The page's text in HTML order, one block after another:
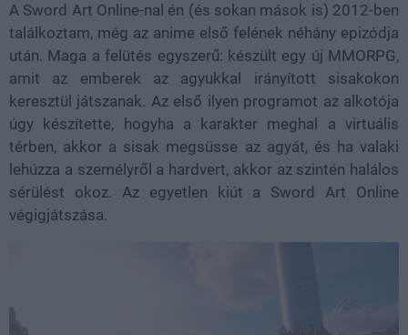
A Sword Art Online-nal én (és sokan mások is) 2012-ben
találkoztam, még az anime első felének néhány epizódja
után. Maga a felütés egyszerű: készült egy új MMORPG,
amit az emberek az agyukkal irányított sisakokon
keresztül játszanak. Az első ilyen programot az alkotója
úgy készítette, hogyha a karakter meghal a virtuális
térben, akkor a sisak megsüsse az agyát, és ha valaki
lehúzza a személyről a hardvert, akkor az szintén halálos
sérülést okoz. Az egyetlen kiút a Sword Art Online
végigjátszása.